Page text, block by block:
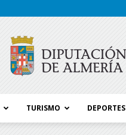
TURISMO DEPORTES